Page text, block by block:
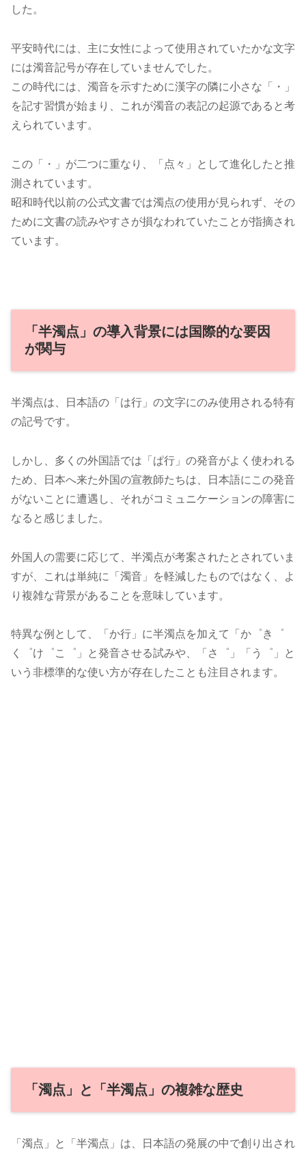
した。
平安時代には、主に女性によって使用されていたかな文字
には濁音記号が存在していませんでした。
この時代には、濁音を示すために漢字の隣に小さな「・」
を記す習慣が始まり、これが濁音の表記の起源であると考
えられています。
この「・」が二つに重なり、「点々」として進化したと推
測されています。
昭和時代以前の公式文書では濁点の使用が見られず、その
ために文書の読みやすさが損なわれていたことが指摘され
ています。
「半濁点」の導入背景には国際的な要因
が関与
半濁点は、日本語の「は行」の文字にのみ使用される特有
の記号です。
しかし、多くの外国語では「ぱ行」の発音がよく使われる
ため、日本へ来た外国の宣教師たちは、日本語にこの発音
がないことに遭遇し、それがコミュニケーションの障害に
なると感じました。
外国人の需要に応じて、半濁点が考案されたとされていま
すが、これは単純に「濁音」を軽減したものではなく、よ
り複雑な背景があることを意味しています。
特異な例として、「か行」に半濁点を加えて「か゜き゜
く゜け゜こ゜」と発音させる試みや、「さ゜」「う゜」と
いう非標準的な使い方が存在したことも注目されます。
「濁点」と「半濁点」の複雑な歴史
「濁点」と「半濁点」は、日本語の発展の中で創り出され